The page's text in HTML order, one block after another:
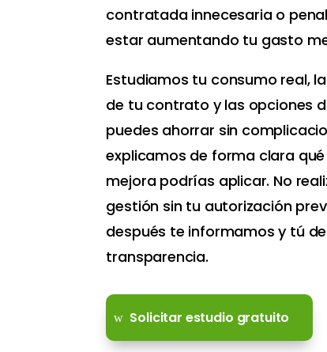
Utiliza las teclas de flecha arriba/abajo para
contratada innecesaria o
estar aumentando tu gasto
Estudiamos tu consumo real,
de tu contrato y las opciones
puedes ahorrar sin
explicamos de forma clara
mejora podrías aplicar. No
gestión sin tu autorización
después te informamos y tú
transparencia.
Solicitar estudio gratuito